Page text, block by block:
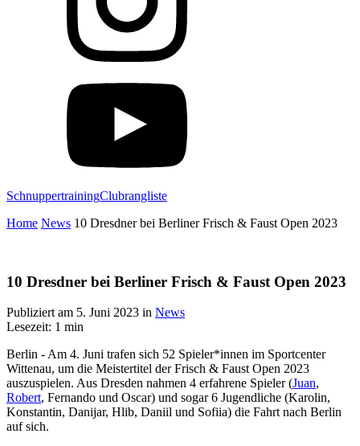
SchnuppertrainingClubrangliste
Home News 10 Dresdner bei Berliner Frisch & Faust Open 2023
10 Dresdner bei Berliner Frisch & Faust Open 2023
Publiziert am 5. Juni 2023 in News
Lesezeit: 1 min
Berlin - Am 4. Juni trafen sich 52 Spieler*innen im Sportcenter
Wittenau, um die Meistertitel der Frisch & Faust Open 2023
auszuspielen. Aus Dresden nahmen 4 erfahrene Spieler (Juan,
Robert, Fernando und Oscar) und sogar 6 Jugendliche (Karolin,
Konstantin, Danijar, Hlib, Daniil und Sofiia) die Fahrt nach Berlin
auf sich.